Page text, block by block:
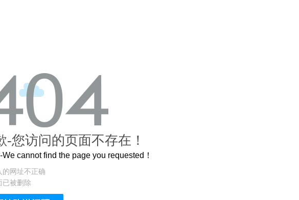
个3.2米的长卷，还原了600岁的紫禁城
-您访问的页面不存在！
We cannot find the page you requested！
的网址不正确
已被删除